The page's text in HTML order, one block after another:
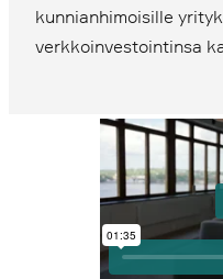
kunnianhimoisille
verkkoinvestointinsa